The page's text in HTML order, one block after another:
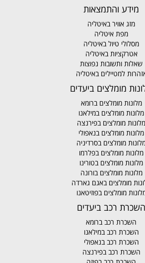
מידע והתמצאות
מזג אוויר באיטליה
מפת איטליה
מסלולי טיול באיטליה
אטרקציות באיטליה
שאלות ותשובות נפוצות
למטיילים באיטליה
מומלצים ביעדים
מלונות מומלצים ברומא
מלונות מומלצים במילאנו
מלונות מומלצים בפירנצה
מלונות מומלצים בנאפולי
מומלצים בסרדיניה
מלונות מומלצים בפלרמו
מלונות מומלצים בטורינו
מלונות מומלצים בורונה
מומלצים באגם גארדה
מומלצים בפוזיטאנו
השכרת רכב ביעדים
השכרת רכב ברומא
השכרת רכב במילאנו
השכרת רכב בנאפולי
השכרת רכב בפירנצה